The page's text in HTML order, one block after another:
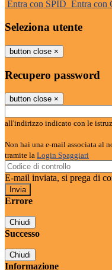
Entra con SPID Entra con
Seleziona utente
button close ×
Recupero password
button close ×
all'indirizzo indicato con le
Non hai una e-mail associata al
tramite la Login Spaggiari
E-mail inviata, si prega di
Errore
Chiudi
Successo
Chiudi
Informazione